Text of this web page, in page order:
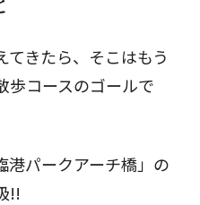
てきたら、そこはもう
歩コースのゴールで
港パークアーチ橋」の
!!